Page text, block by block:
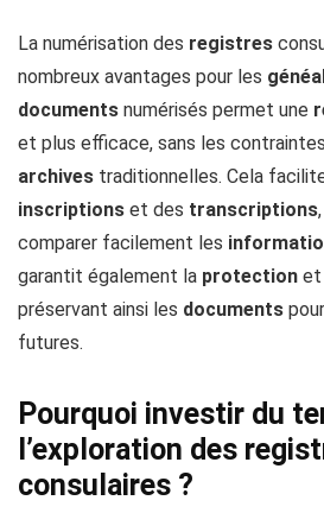
La numérisation des registres
nombreux avantages pour les
documents numérisés permet une
et plus efficace, sans les
archives traditionnelles. Cela
inscriptions et des transcriptions
comparer facilement les
garantit également la protection et
préservant ainsi les documents
futures.
Pourquoi investir du
l’exploration des
consulaires ?